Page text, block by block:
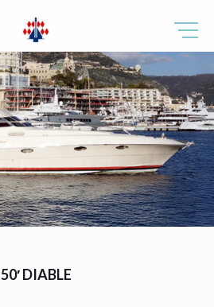
50′ DIABLE